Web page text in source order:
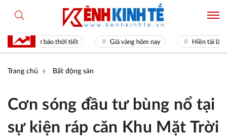
Dự báo thời tiết Giá vàng hôm nay Hiền tài là nguyên
Trang chủ Bất động sản
Cơn sóng đầu tư bùng nổ tại
sự kiện ráp căn Khu Mặt Trời